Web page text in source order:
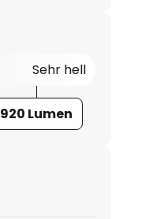
Sehr hell
920 Lumen